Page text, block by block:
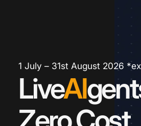
1 July – 31st August 2026
LiveAI